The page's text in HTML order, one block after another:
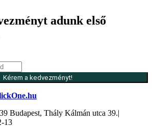
adunk első
Kérem a kedvezményt!
Budapest, Thály Kálmán utca 39.|
13